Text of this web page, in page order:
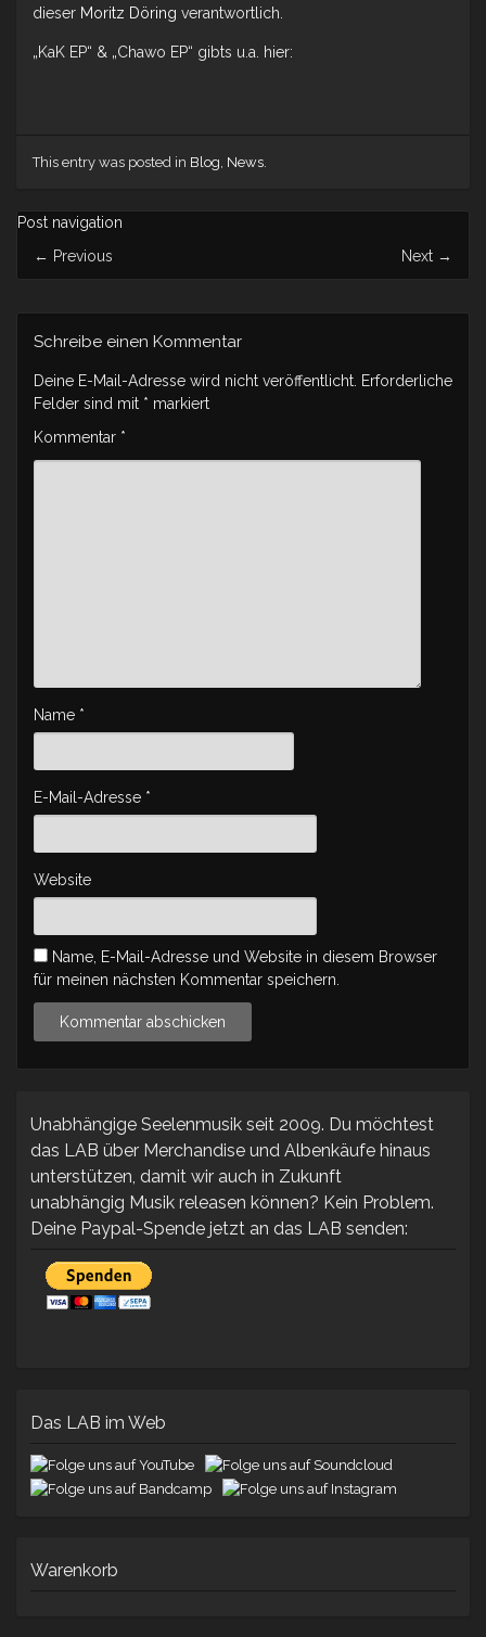
dieser Moritz Döring verantwortlich.
„KaK EP“ & „Chawo EP“ gibts u.a. hier:
This entry was posted in Blog, News.
Post navigation
← Previous Next →
Schreibe einen Kommentar
Deine E-Mail-Adresse wird nicht veröffentlicht. Erforderliche
Felder sind mit * markiert
Kommentar *
Name *
E-Mail-Adresse *
Website
Name, E-Mail-Adresse und Website in diesem Browser
für meinen nächsten Kommentar speichern.
Unabhängige Seelenmusik seit 2009. Du möchtest
das LAB über Merchandise und Albenkäufe hinaus
unterstützen, damit wir auch in Zukunft
unabhängig Musik releasen können? Kein Problem.
Deine Paypal-Spende jetzt an das LAB senden:
Das LAB im Web
Warenkorb